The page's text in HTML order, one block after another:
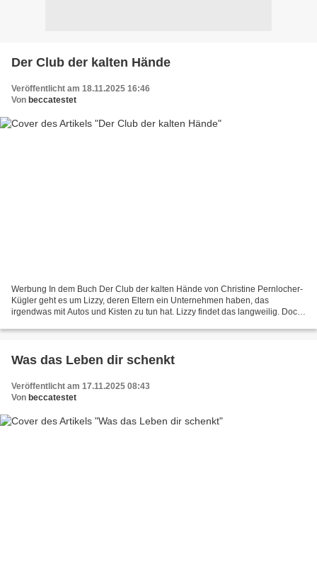
Der Club der kalten Hände
Veröffentlicht am 18.11.2025 16:46
Von beccatestet
Werbung In dem Buch Der Club der kalten Hände von Christine Pernlocher-
Kügler geht es um Lizzy, deren Eltern ein Unternehmen haben, das
irgendwas mit Autos und Kisten zu tun hat. Lizzy findet das langweilig. Doch
Was das Leben dir schenkt
Veröffentlicht am 17.11.2025 08:43
Von beccatestet